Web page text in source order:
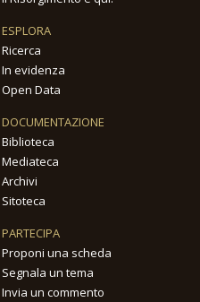
ESPLORA
Ricerca
In evidenza
Open Data
DOCUMENTAZIONE
Biblioteca
Mediateca
Archivi
Sitoteca
PARTECIPA
Proponi una scheda
Segnala un tema
Invia un commento